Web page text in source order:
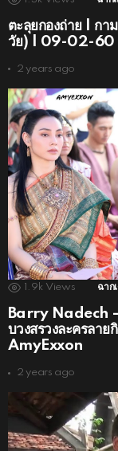
ตะลุยกองถ่าย | ก
วัย) | 09-02-60
2 years ago
1.9k Views ฉาก
Barry Nadech
บวงสรวงละครลา
AmyExxon
2 years ago